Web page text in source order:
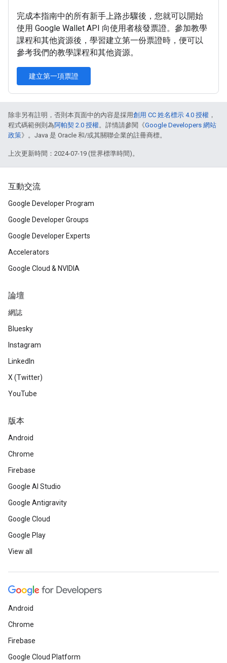
完成本指南中的所有新手上路步驟後，您就可以開始
使用 Google Wallet API 向使用者核發票證。參加教學
課程和其他資源後，學習建立第一份票證時，便可以
參考我們的教學課程和其他資源。
建立第一項票證
除非另有註明，否則本頁面中的內容是採用創用 CC 姓名標示 4.0 授權 ，
程式碼範例則為阿帕契 2.0 授權。詳情請參閱《Google Developers 網站
政策》。Java 是 Oracle 和/或其關聯企業的註冊商標。
上次更新時間：2024-07-19 (世界標準時間)。
互動交流
Google Developer Program
Google Developer Groups
Google Developer Experts
Accelerators
Google Cloud & NVIDIA
論壇
網誌
Bluesky
Instagram
LinkedIn
X (Twitter)
YouTube
版本
Android
Chrome
Firebase
Google AI Studio
Google Antigravity
Google Cloud
Google Play
View all
Android
Chrome
Firebase
Google Cloud Platform